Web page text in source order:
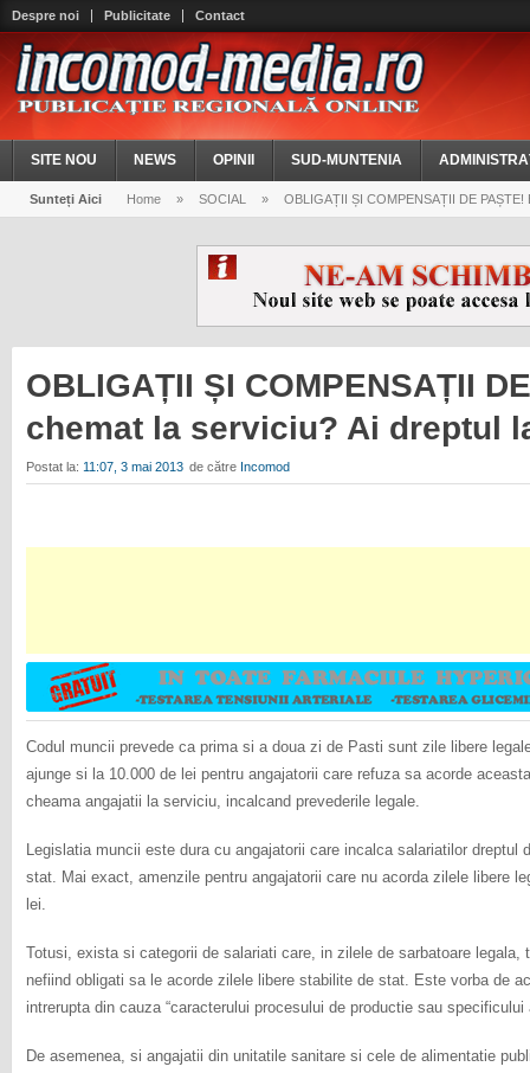
Despre noi Publicitate Contact
SITE NOU NEWS OPINII SUD-MUNTENIA
Sunteți Aici Home » SOCIAL » OBLIGAȚII ȘI COMPENSAȚII DE
OBLIGAȚII ȘI COMPENSAȚII
chemat la serviciu? Ai dreptul
Postat la: 11:07, 3 mai 2013 de către Incomod
Codul muncii prevede ca prima si a doua zi de Pasti sunt zile libere
ajunge si la 10.000 de lei pentru angajatorii care refuza sa acorde
cheama angajatii la serviciu, incalcand prevederile legale.
Legislatia muncii este dura cu angajatorii care incalca salariatilor dreptul
stat. Mai exact, amenzile pentru angajatorii care nu acorda zilele libere
lei.
Totusi, exista si categorii de salariati care, in zilele de sarbatoare legala,
nefiind obligati sa le acorde zilele libere stabilite de stat. Este vorba de
intrerupta din cauza “caracterului procesului de productie sau specificului
De asemenea, si angajatii din unitatile sanitare si cele de alimentatie